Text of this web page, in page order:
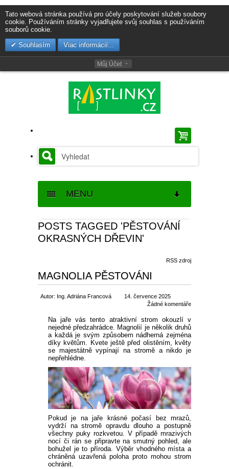
Tato webová stránka používá pro účely poskytování služeb soubory
cookie. Používáním stránky vyjadřujete svůj souhlas s používáním
souborů cookie.
Souhlasím
Viac informácií...
Můj Účet
MENU
SEMENA
SEMENA BALKÓNOVÝCH
KVĚTIN
SEMENA LETNIČEK
SEMENA STROMŮ
SEMENA TRVALEK
SEMENA ZELENINY
LISTOVÁ ZELENINA
PLODOVÁ ZELENINA
SEMENA LUČNÍCH KVĚTŮ
BIO SEMENA
JARNÍ CIBULOVINY
NARCISY
SKALKOVÉ
VYŠŠÍ
PLNOKVĚTÉ
OSTATNÍ
TULIPÁNY
SKALKOVÉ
JEDNODUCHÉ KLASICKÉ
OSTATNÍ
KROKUSY
BOTANICKÉ
KVETOUCÍ NA PODZIM
VELKOKVĚTÉ
HYACINTY
OKRASNÉ ČESNEKY
LETNÍ CIBULOVINY
LILIE
NIŽŠÍ
VYSOKÉ
KORNOUTICE
MEČÍKY
BEGÓNIE
PŘEVISLÉ
ROZTŘEPENÉ
ROZMANITÉ CIBULOVINY
KOSATCE
HVĚZDNÍKY
JIŘINY
OSTATNÍ
BALKÓN
MUŠKÁTY
ANGLICKÉ MUŠKÁTY
PŘEVISLÉ
VZPŘÍMENÉ
PELARGONIE
PETUNIE
DROBNOKVĚTÉ
VEĽKOKVĚTÉ
FUCHSIE
OVOCE A ZELENINA
BYLINKY NA BALKON
HRNKOVÉ ROSTLINY
KVĚTINY DO TRUHLÍKŮ
OKRASNÉ
JEHLIČNANY
TUJE
CYPŘIŠE
JALOVCE
OKRASNÉ BOROVICE
OKRASNÉ JEDLE
LISTNATÉ STROMY
OKRASNÉ JAVORY
KVETOUCÍ STROMY
SLOUPOVITÉ STROMY
OKRASNÉ KEŘE
STÁLEZELENÉ OKRASNÉ
KEŘE
OKRASNÉ KEŘE DO STÍNU
KVETOUCÍ KEŘE NA
POPÍNAVÉ ROSTLINY
BŘEČŤAN
VISTÁRIE
RŮŽE
POPÍNAVÉ RŮŽE
OKRASNÉ TRÁVY
UŽITKOVÉ
JAHODY
RANÉ JAHODY
POLORANÉ JAHODY
POZDNÍ JAHODY
STÁLEPLODÍCÍ JAHODY
OVOCNÉ DŘEVINY
JABLONĚ
LETNÍ JABLONĚ
ZIMNÍ JABLONĚ
HRUŠNĚ
TŘEŠNĚ A VIŠNĚ
DROBNÉ OVOCE
BRUSINKY
BORŮVKY
NETRADIČNÍ OVOCE
ARONIE
VINNÁ RÉVA
TIPY
AKCE
SLEVA 50 %
SLEVA 70 %
SLEVA 30 %
POSTS TAGGED 'PĚSTOVÁNÍ
OKRASNÝCH DŘEVIN'
RSS zdroj
MAGNOLIA PĚSTOVÁNI
Autor: Ing. Adriána Francová
14. července 2025
Žádné komentáře
Na jaře vás tento atraktivní strom okouzlí v
nejedné předzahrádce. Magnolií je několik druhů
a každá je svým způsobem nádherná zejména
díky květům. Kvete ještě před olistěním, květy
se majestátně vypínají na stromě a nikdo je
nepřehlédne.
Pokud je na jaře krásné počasí bez mrazů,
vydrží na stromě opravdu dlouho a postupně
všechny puky rozkvetou. V případě mrazivých
nocí či rán se připravte na smutný pohled, ale
bohužel je to příroda. Výběr vhodného místa a
chráněná uzavřená poloha proto mohou strom
ochránit.